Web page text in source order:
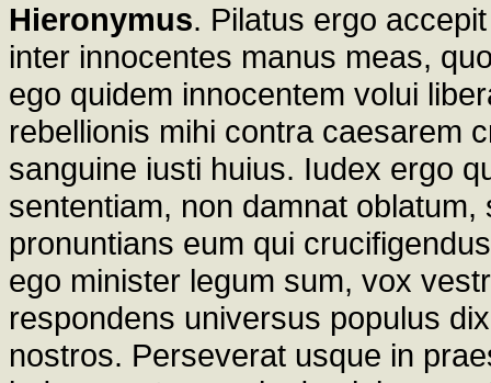
Hieronymus. Pilatus ergo
inter innocentes manus meas,
ego quidem innocentem volui
rebellionis mihi contra caesarem
sanguine iusti huius. Iudex ergo
sententiam, non damnat
pronuntians eum qui
ego minister legum sum, vox
respondens universus populus
nostros. Perseverat usque in